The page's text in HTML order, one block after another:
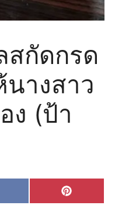
สกัดกรด
างสาว
ง (ป้า
Share
on
P
i